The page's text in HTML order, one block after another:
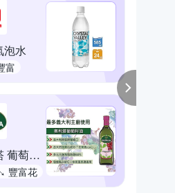
泡水
富
奧利塔 葡萄籽油
豐富花